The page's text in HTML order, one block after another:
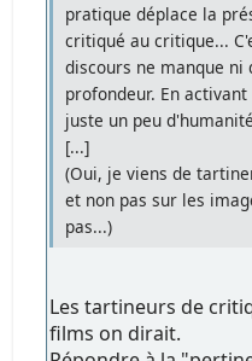
pratique déplace la
critiqué au critique...
discours ne manque ni
profondeur. En
juste un peu
[...]
(Oui, je viens de
et non pas sur les
pas...)
Les tartineurs de
films on dirait.